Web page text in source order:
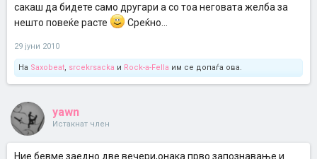
сакаш да бидете само другари а со тоа неговата желба за
нешто повеќе расте
Среќно...
29 јуни 2010
На Saxobeat, srcekrsacka и Rock-a-Fella им се допаѓа ова.
yawn
Истакнат член
Ние бевме заедно две вечери,онака прво запознавање и